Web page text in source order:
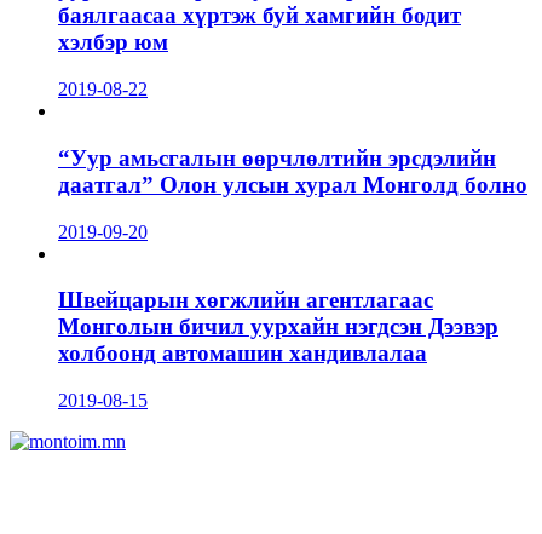
баялгаасаа хүртэж буй хамгийн бодит
хэлбэр юм
2019-08-22
“Уур амьсгалын өөрчлөлтийн эрсдэлийн
даатгал” Олон улсын хурал Монголд болно
2019-09-20
Швейцарын хөгжлийн агентлагаас
Монголын бичил уурхайн нэгдсэн Дээвэр
холбоонд автомашин хандивлалаа
2019-08-15